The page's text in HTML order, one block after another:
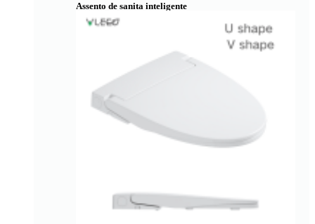
Assento de sanita inteligente